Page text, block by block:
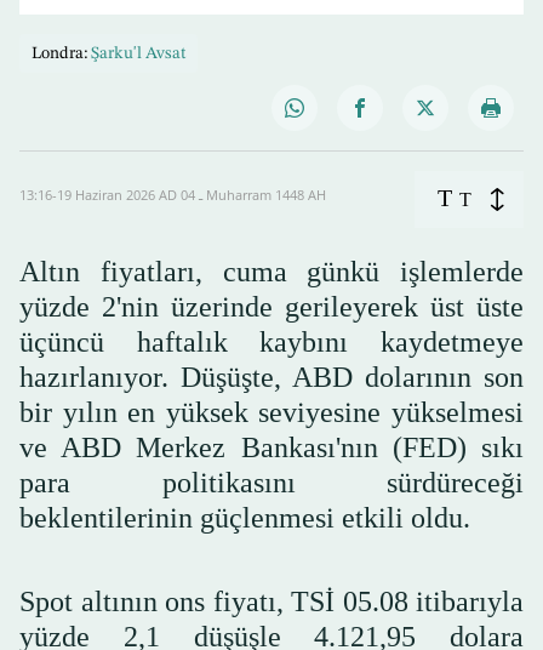
Londra: Şarku'l Avsat
13:16-19 Haziran 2026 AD ـ 04 Muharram 1448 AH T T
Altın fiyatları, cuma günkü işlemlerde
yüzde 2'nin üzerinde gerileyerek üst üste
üçüncü haftalık kaybını kaydetmeye
hazırlanıyor. Düşüşte, ABD dolarının son
bir yılın en yüksek seviyesine yükselmesi
ve ABD Merkez Bankası'nın (FED) sıkı
para politikasını sürdüreceği
beklentilerinin güçlenmesi etkili oldu.
Spot altının ons fiyatı, TSİ 05.08 itibarıyla
yüzde 2,1 düşüşle 4.121,95 dolara